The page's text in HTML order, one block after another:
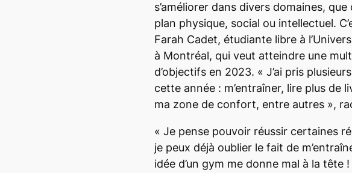
s’améliorer dans divers domaines,
plan physique, social ou intellectuel.
Farah Cadet, étudiante libre à
à Montréal, qui veut atteindre une
d’objectifs en 2023. « J’ai pris
cette année : m’entraîner, lire plus de
ma zone de confort, entre autres »,
« Je pense pouvoir réussir certaines
je peux déjà oublier le fait de
idée d’un gym me donne mal à la tête !